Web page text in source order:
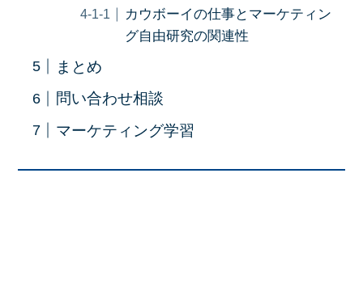
カウボーイの仕事とマーケティン
グ自由研究の関連性
まとめ
問い合わせ相談
マーケティング学習